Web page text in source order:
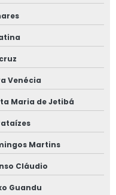
Venécia
Maria de Jetibá
Martins
Cláudio
Guandu